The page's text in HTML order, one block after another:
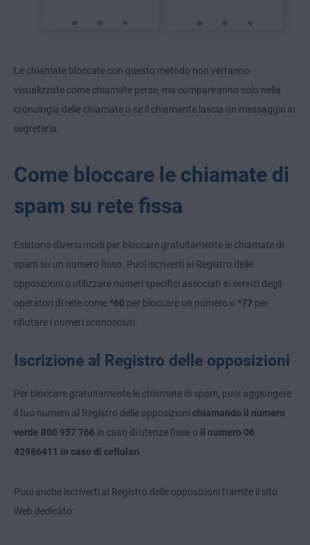
Le chiamate bloccate con questo metodo non verranno
visualizzate come chiamate perse, ma compariranno solo nella
cronologia delle chiamate o se il chiamante lascia un messaggio in
segreteria.
Come bloccare le chiamate di
spam su rete fissa
Esistono diversi modi per bloccare gratuitamente le chiamate di
spam su un numero fisso. Puoi iscriverti al Registro delle
opposizioni o utilizzare numeri specifici associati ai servizi degli
operatori di rete come*60 per bloccare un numero o *77 per
rifiutare i numeri sconosciuti.
Iscrizione al Registro delle opposizioni
Per bloccare gratuitamente le chiamate di spam, puoi aggiungere
il tuo numero al Registro delle opposizioni chiamando il numero
verde 800 957 766 in caso di utenze fisse o il numero 06
42986411 in caso di cellulari.
Puoi anche iscriverti al Registro delle opposizioni tramite il sito
Web dedicato: